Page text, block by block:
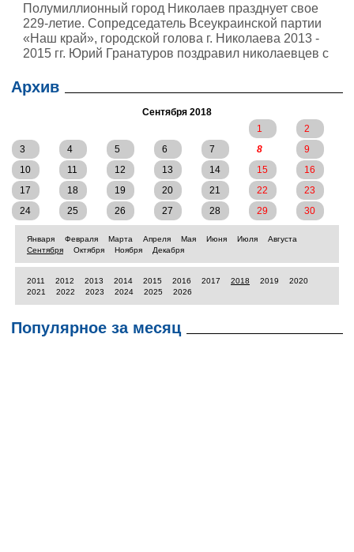
Полумиллионный город Николаев празднует свое
229-летие. Сопредседатель Всеукраинской партии
«Наш край», городской голова г. Николаева 2013 -
2015 гг. Юрий Гранатуров поздравил николаевцев с
Архив
Сентября 2018
1
2
3
4 5 6 7 8
9
10
11 12 13 14 15
16
17
18 19 20 21 22
23
24
25 26 27 28 29 30
Января Февраля Марта Апреля Мая Июня Июля
Августа
Сентября
Октября Ноября Декабря
2011 2012 2013 2014 2015 2016 2017 2018 2019
2020
2021
2022 2023 2024 2025 2026
Популярное за месяц